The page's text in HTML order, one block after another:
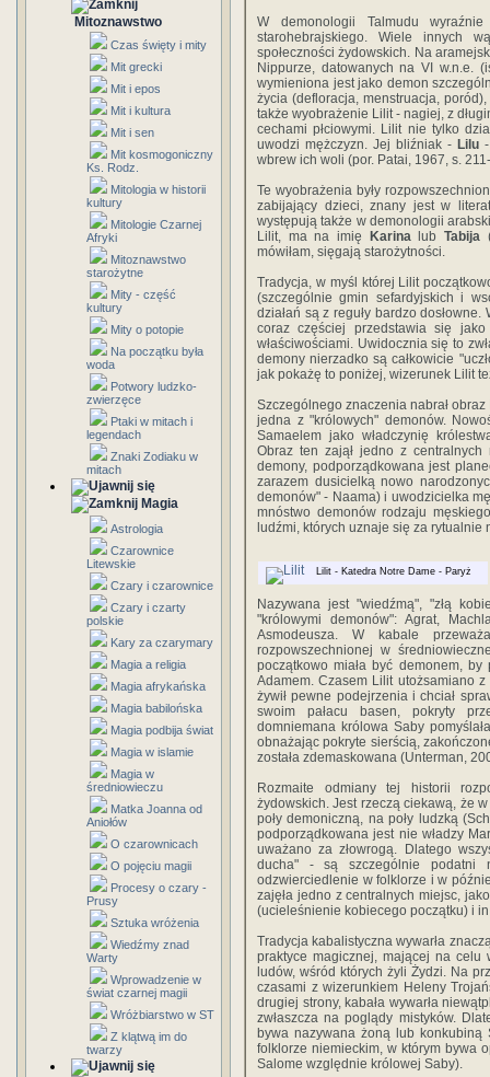
Mitoznawstwo
Czas święty i mity
Mit grecki
Mit i epos
Mit i kultura
Mit i sen
Mit kosmogoniczny
Ks. Rodz.
Mitologia w historii
kultury
Mitologie Czarnej
Afryki
Mitoznawstwo
starożytne
Mity - część
kultury
Mity o potopie
Na początku była
woda
Potwory ludzko-
zwierzęce
Ptaki w mitach i
legendach
Znaki Zodiaku w
mitach
Magia
Astrologia
Czarownice
Litewskie
Czary i czarownice
Czary i czarty
polskie
Kary za czarymary
Magia a religia
Magia afrykańska
Magia babilońska
Magia podbija świat
Magia w islamie
Magia w
średniowieczu
Matka Joanna od
Aniołów
O czarownicach
O pojęciu magii
Procesy o czary -
Prusy
Sztuka wróżenia
Wiedźmy znad
Warty
Wprowadzenie w
świat czarnej magii
Wróżbiarstwo w ST
Z klątwą im do
twarzy
W demonologii Talmudu
starohebrajskiego. Wiele innych
społeczności żydowskich. Na
Nippurze, datowanych na VI w.n.e.
wymieniona jest jako demon
życia (defloracja, menstruacja,
także wyobrażenie Lilit - nagiej, z
cechami płciowymi. Lilit nie tylko
uwodzi mężczyzn. Jej bliźniak - Lilu-
wbrew ich woli (por. Patai, 1967, s.
Te wyobrażenia były
zabijający dzieci, znany jest w
występują także w demonologii
Lilit, ma na imię
KarinalubTabija
mówiłam, sięgają starożytności.
Tradycja, w myśl której Lilit
(szczególnie gmin sefardyjskich i
działań są z reguły bardzo
coraz częściej przedstawia się
właściwościami. Uwidocznia się to
demony nierzadko są całkowicie
jak pokażę to poniżej, wizerunek Lilit
Szczególnego znaczenia nabrał
jedna z "królowych" demonów.
Samaelem jako władczynię
Obraz ten zajął jedno z
demony, podporządkowana jest
zarazem dusicielką nowo
demonów" - Naama) i uwodzicielka
mnóstwo demonów rodzaju
ludźmi, których uznaje się za rytualnie
Lilit - Katedra Notre Dame - Paryż
Nazywana jest "wiedźmą", "złą
"królowymi demonów": Agrat,
Asmodeusza. W kabale
rozpowszechnionej w
początkowo miała być demonem,
Adamem. Czasem Lilit utożsamiano
żywił pewne podejrzenia i chciał
swoim pałacu basen, pokryty
domniemana królowa Saby
obnażając pokryte sierścią,
została zdemaskowana (Unterman,
Rozmaite odmiany tej historii
żydowskich. Jest rzeczą ciekawą, że
poły demoniczną, na poły ludzką
podporządkowana jest nie władzy
uważano za złowrogą. Dlatego
ducha" - są szczególnie podatni
odzwierciedlenie w folklorze i w
zajęła jedno z centralnych miejsc,
(ucieleśnienie kobiecego początku) i
Tradycja kabalistyczna wywarła
praktyce magicznej, mającej na celu
ludów, wśród których żyli Żydzi. Na
czasami z wizerunkiem Heleny
drugiej strony, kabała wywarła
zwłaszcza na poglądy mistyków.
bywa nazywana żoną lub
folklorze niemieckim, w którym bywa
Salome względnie królowej Saby).